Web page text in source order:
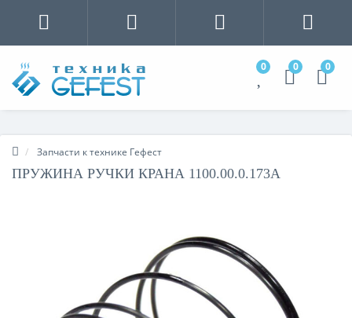
0 0 0
Запчасти к технике Гефест
ПРУЖИНА РУЧКИ КРАНА 1100.00.0.173А